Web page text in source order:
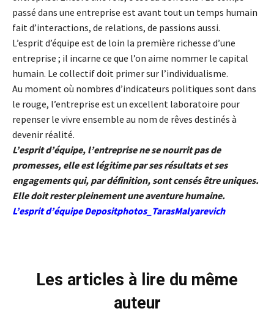
passé dans une entreprise est avant tout un temps humain
fait d’interactions, de relations, de passions aussi.
L’esprit d’équipe est de loin la première richesse d’une
entreprise ; il incarne ce que l’on aime nommer le capital
humain. Le collectif doit primer sur l’individualisme.
Au moment où nombres d’indicateurs politiques sont dans
le rouge, l’entreprise est un excellent laboratoire pour
repenser le vivre ensemble au nom de rêves destinés à
devenir réalité.
L’esprit d’équipe, l’entreprise ne se nourrit pas de
promesses, elle est légitime par ses résultats et ses
engagements qui, par définition, sont censés être uniques.
Elle doit rester pleinement une aventure humaine.
L’esprit d’équipe Depositphotos_TarasMalyarevich
Les articles à lire du même
auteur